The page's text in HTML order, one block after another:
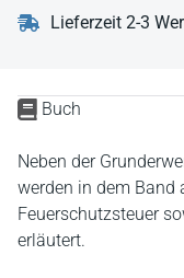
Buch
Neben der
werden in dem Band
Feuerschutzsteuer
erläutert.
Lieferzeit 2-3